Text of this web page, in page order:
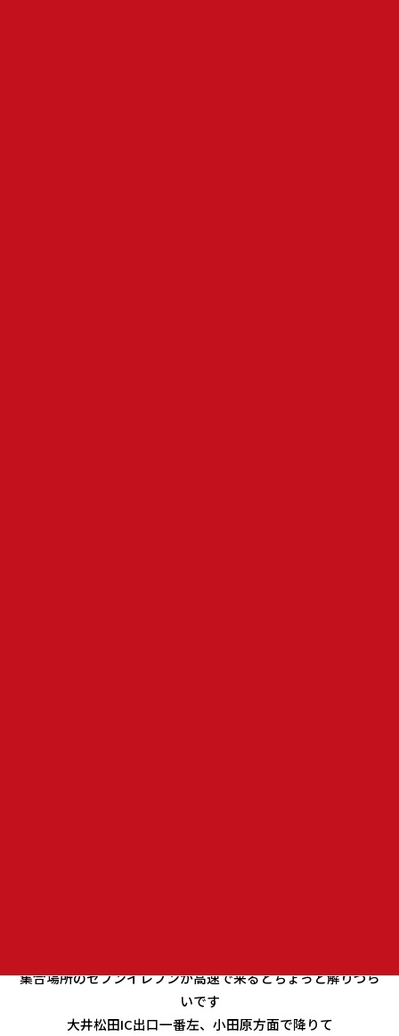
集合場所のセブンイレブンが高速で来るとちょっと解りづら
いです
大井松田IC出口一番左、小田原方面で降りて